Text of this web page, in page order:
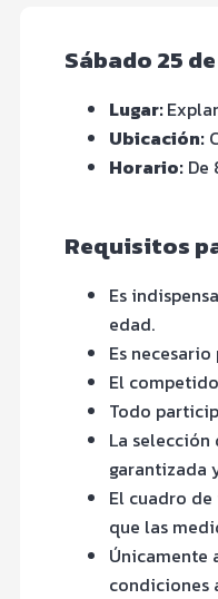
Sábado 25
Lugar:
Ubicación:
Horario: De
Requisitos
Es
edad.
Es
El
Todo
La
garantizada
El cuadro
que las
Únicamente
condiciones